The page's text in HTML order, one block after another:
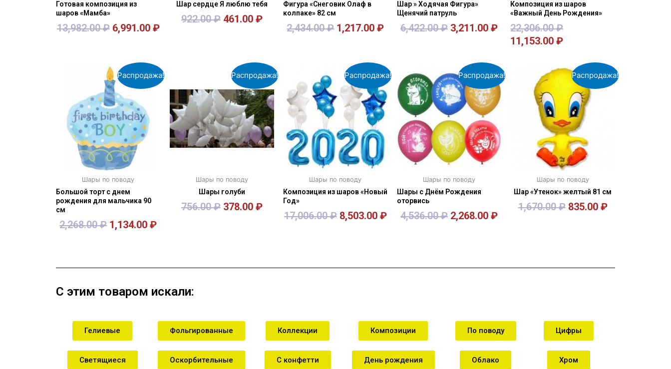
Готовая композиция из
шаров «Мамба»
13,982.00₽ 6,991.00 ₽
Шар сердце Я люблю тебя
922.00₽ 461.00 ₽
Фигура «Снеговик Олаф в
колпаке» 82 см
2,434.00₽ 1,217.00₽
Шар » Ходячая Фигура»
Щенячий патруль
6,422.00₽ 3,211.00₽
Композиция из шаров
«Важный День Рождения»
22,306.00₽
11,153.00₽
Распродажа!
Шары по поводу
Большой торт с днем
рождения для мальчика 90
см
2,268.00₽ 1,134.00₽
Распродажа!
Шары по поводу
Шары голуби
756.00₽ 378.00 ₽
Распродажа!
Шары по поводу
Композиция из шаров «Новый
Год»
17,006.00₽ 8,503.00 ₽
Распродажа!
Шары по поводу
Шары с Днём Рождения
оторвись
4,536.00₽ 2,268.00₽
Распродажа!
Шары по поводу
Шар «Утенок» желтый 81 см
1,670.00₽ 835.00 ₽
С этим товаром искали:
Гелиевые
Светящиеся
Фольгированные
Оскорбительные
Коллекции
С конфетти
Композиции
День рождения
По поводу
Облако
Цифры
Хром